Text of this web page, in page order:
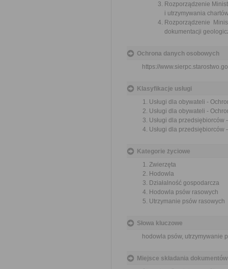
Rozporządzenie
i utrzymywania
Rozporządzenie
dokumentacji
Ochrona danych osobowych
https://
Klasyfikacje usługi
Usługi dla obywateli -
Usługi dla obywateli -
Usługi dla przedsiębiorców
Usługi dla przedsiębiorców
Kategorie życiowe
Zwierzęta
Hodowla
Działalność gospodarcza
Hodowla psów rasowych
Utrzymanie psów rasowych
Słowa kluczowe
hodowla psów, utrzymywanie
Miejsce składania dokumentów